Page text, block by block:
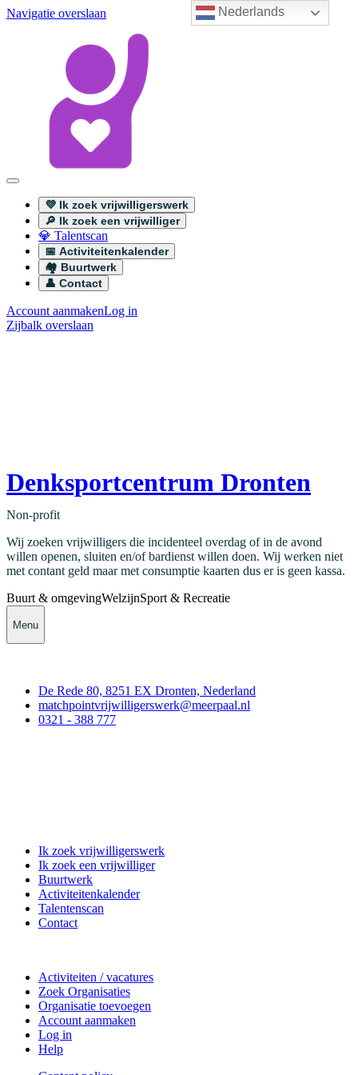
Nederlands
Navigatie overslaan
💜 Ik zoek vrijwilligerswerk
🔎 Ik zoek een vrijwilliger
💎 Talentscan
📅 Activiteitenkalender
🏘️ Buurtwerk
👤 Contact
Account aanmakenLog in
Zijbalk overslaan
Denksportcentrum Dronten
Non-profit
Wij zoeken vrijwilligers die incidenteel overdag of in de avond
willen openen, sluiten en/of bardienst willen doen. Wij werken niet
met contant geld maar met consumptie kaarten dus er is geen kassa.
Buurt & omgevingWelzijnSport & Recreatie
Menu
De Rede 80, 8251 EX Dronten, Nederland
matchpointvrijwilligerswerk@meerpaal.nl
0321 - 388 777
Ik zoek vrijwilligerswerk
Ik zoek een vrijwilliger
Buurtwerk
Activiteitenkalender
Talentenscan
Contact
Activiteiten / vacatures
Zoek Organisaties
Organisatie toevoegen
Account aanmaken
Log in
Help